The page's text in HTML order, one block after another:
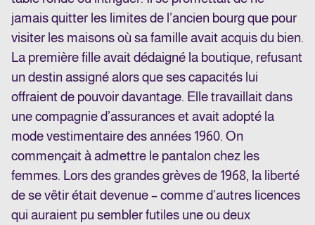
jamais quitter les limites de l’ancien bourg que pour
visiter les maisons où sa famille avait acquis du bien.
La première fille avait dédaigné la boutique, refusant
un destin assigné alors que ses capacités lui
offraient de pouvoir davantage. Elle travaillait dans
une compagnie d’assurances et avait adopté la
mode vestimentaire des années 1960. On
commençait à admettre le pantalon chez les
femmes. Lors des grandes grèves de 1968, la liberté
de se vêtir était devenue – comme d’autres licences
qui auraient pu sembler futiles une ou deux